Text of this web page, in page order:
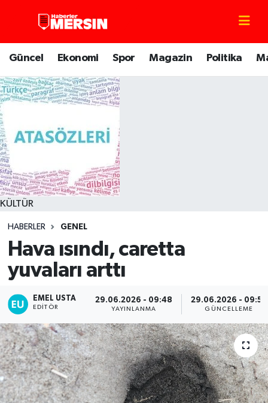
Güncel Ekonomi Spor Magazin Politika
KÜLTÜR
HABERLER GENEL
Hava ısındı, caretta
yuvaları arttı
EMEL USTA
EDITÖR
29.06.2026 - 09:48
YAYINLANMA
29.06.2026 - 09:55
GÜNCELLEME
Mersin Nöbetçi Eczaneler
Mersin Hava Durumu
Mersin Trafik Yoğunluk Haritası
Süper Lig Puan Durumu ve Fikstür
Tüm Manşetler
Son Dakika Haberleri
Haber Arşivi